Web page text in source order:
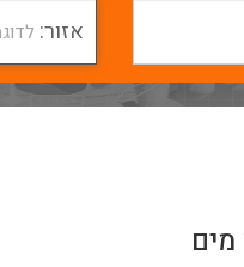
אזור: